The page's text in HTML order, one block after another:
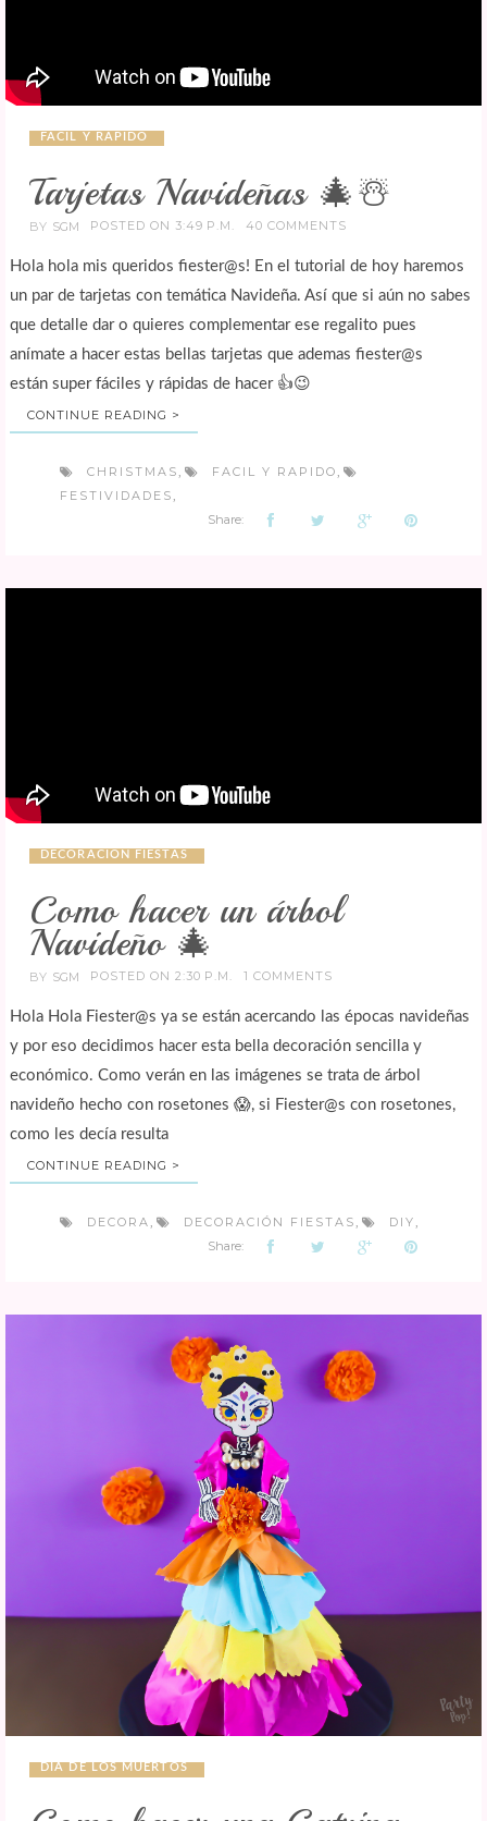
FACIL Y RAPIDO
Tarjetas Navideñas 🎄☃️
BY SGM POSTED ON 3:49 P.M. 40 COMMENTS
Hola hola mis queridos fiester@s! En el tutorial de hoy haremos
un par de tarjetas con temática Navideña. Así que si aún no sabes
que detalle dar o quieres complementar ese regalito pues
anímate a hacer estas bellas tarjetas que ademas fiester@s
están super fáciles y rápidas de hacer 👍😉
CONTINUE READING >
CHRISTMAS FACIL Y RAPIDO
FESTIVIDADES
Share:
DECORACIÓN FIESTAS
Como hacer un árbol
Navideño 🎄
BY SGM POSTED ON 2:30 P.M. 1 COMMENTS
Hola Hola Fiester@s ya se están acercando las épocas navideñas
y por eso decidimos hacer esta bella decoración sencilla y
económico. Como verán en las imágenes se trata de árbol
navideño hecho con rosetones 😱, si Fiester@s con rosetones,
como les decía resulta
CONTINUE READING >
DECORA DECORACIÓN FIESTAS DIY
Share:
DIA DE LOS MUERTOS